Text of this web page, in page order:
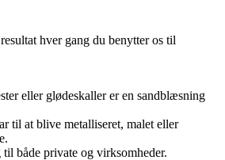
hver gang du benytter os til
eller glødeskaller er en sandblæsning
til at blive metalliseret, malet eller
både private og virksomheder.